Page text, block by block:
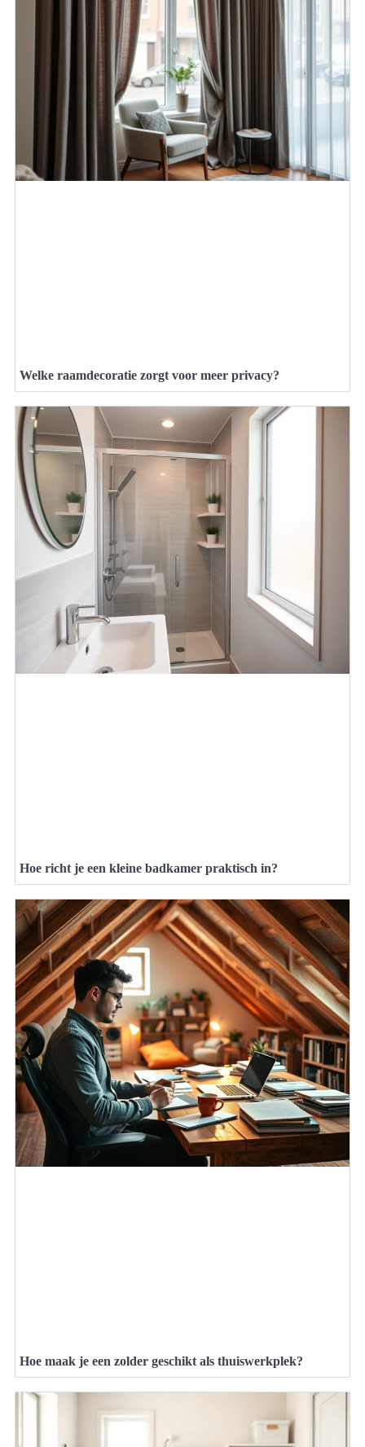
Welke raamdecoratie zorgt voor meer privacy?
Hoe richt je een kleine badkamer praktisch in?
Hoe maak je een zolder geschikt als thuiswerkplek?